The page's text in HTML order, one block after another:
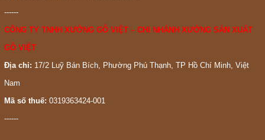
------
CÔNG TY TNHH XƯỞNG GỖ VIỆT – CHI NHÁNH XƯỞNG SẢN XUẤT
GỖ VIỆT
Địa chỉ: 17/2 Luỹ Bán Bích, Phường Phú Thạnh, TP Hồ Chí Minh, Việt
Nam
Mã số thuế: 0319363424-001
------